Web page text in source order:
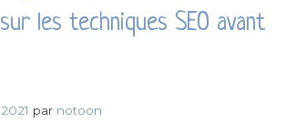
les techniques SEO avant
par notoon